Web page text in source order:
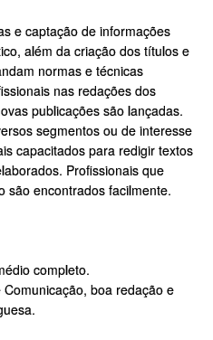
e captação de informações
além da criação dos títulos e
normas e técnicas
nas redações dos
publicações são lançadas.
segmentos ou de interesse
capacitados para redigir textos
Profissionais que
são encontrados facilmente.
completo.
boa redação e